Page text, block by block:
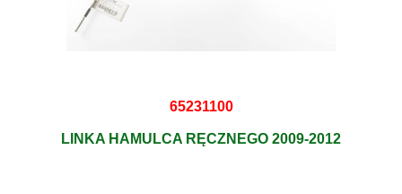
65231100
LINKA HAMULCA RĘCZNEGO 2009-2012